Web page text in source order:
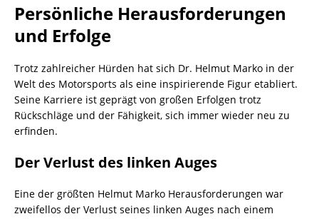
Persönliche Herausforderungen
und Erfolge
Trotz zahlreicher Hürden hat sich Dr. Helmut Marko in der
Welt des Motorsports als eine inspirierende Figur etabliert.
Seine Karriere ist geprägt von großen Erfolgen trotz
Rückschläge und der Fähigkeit, sich immer wieder neu zu
erfinden.
Der Verlust des linken Auges
Eine der größten Helmut Marko Herausforderungen war
zweifellos der Verlust seines linken Auges nach einem